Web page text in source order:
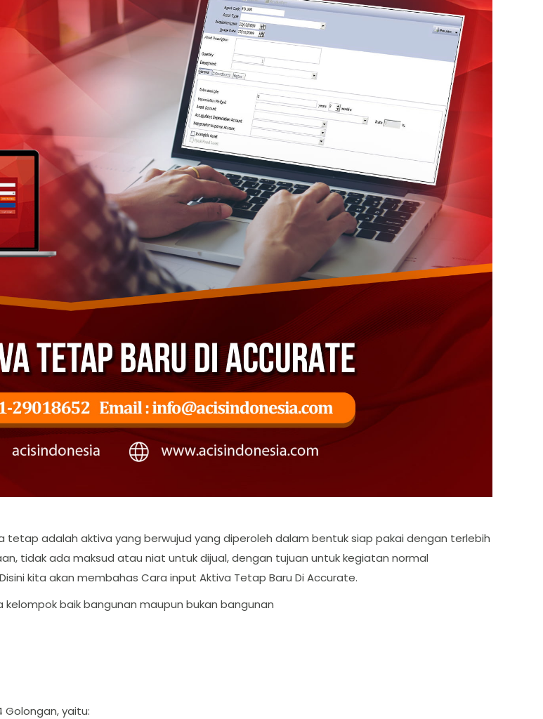
tetap adalah aktiva yang berwujud yang diperoleh dalam bentuk siap pakai dengan terlebih
tidak ada maksud atau niat untuk dijual, dengan tujuan untuk kegiatan normal
kita akan membahas Cara input Aktiva Tetap Baru Di Accurate.
baik bangunan maupun bukan bangunan
yaitu: